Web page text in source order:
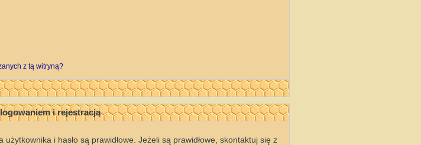
z tą witryną?
i rejestracją
i hasło są prawidłowe. Jeżeli są prawidłowe, skontaktuj się z